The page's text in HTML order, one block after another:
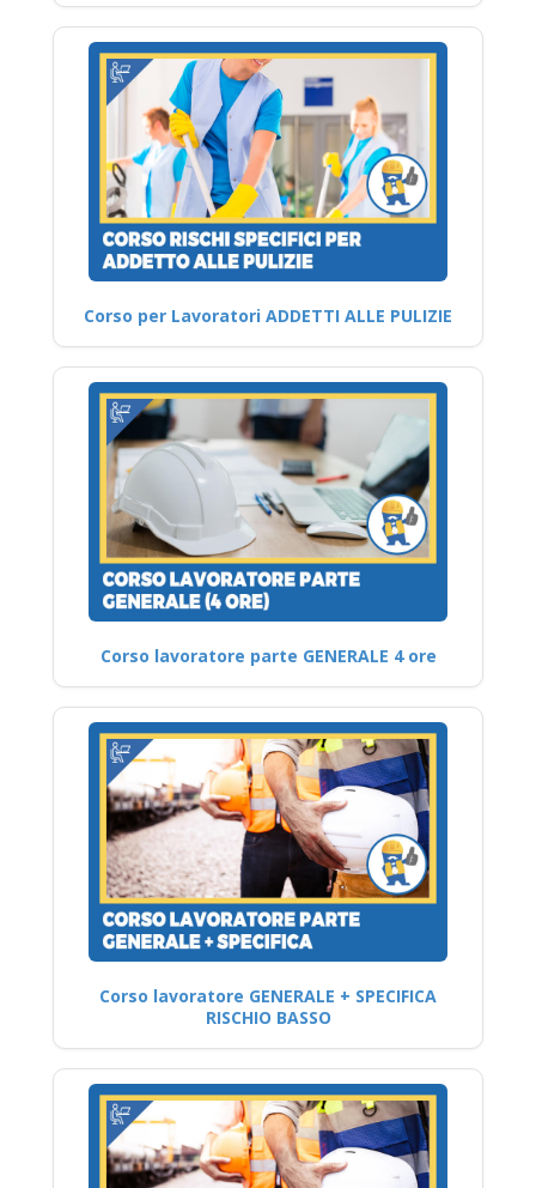
Corso per Lavoratori ADDETTI ALLE PULIZIE
Corso lavoratore parte GENERALE 4 ore
Corso lavoratore GENERALE + SPECIFICA
RISCHIO BASSO